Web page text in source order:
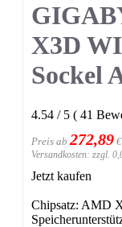
X3D
Sockel
4.54 / 5 ( 41
Preis ab 272,89 €
Versandkosten: zzgl.
Jetzt kaufen
Chipsatz: AMD